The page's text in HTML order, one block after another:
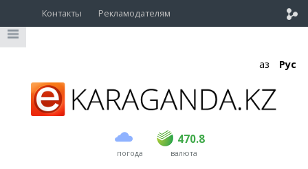
Контакты Рекламодателям
Қаз Рус
погода
470.8
USD 468.5 470.8
EUR валюта